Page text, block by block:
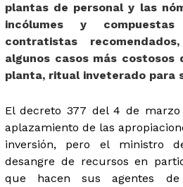
plantas de personal y las
incólumes y
contratistas
algunos casos más costosos
planta, ritual inveterado para
El decreto 377 del 4 de
aplazamiento de las
inversión, pero el ministro
desangre de recursos en
que hacen sus agentes de